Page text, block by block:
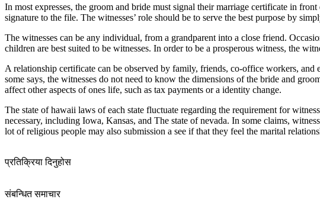
In most expresses, the groom and bride must signal their marriage certificate in
signature to the file. The witnesses’ role should be to serve the best purpose by
The witnesses can be any individual, from a grandparent into a close friend.
children are best suited to be witnesses. In order to be a prosperous witness, the
A relationship certificate can be observed by family, friends, co-office workers, and
some says, the witnesses do not need to know the dimensions of the bride and
affect other aspects of ones life, such as tax payments or a identity change.
The state of hawaii laws of each state fluctuate regarding the requirement for
necessary, including Iowa, Kansas, and The state of nevada. In some claims,
lot of religious people may also submission a see if that they feel the marital
प्रतिक्रिया दिनुहोस
संबन्धित समाचार